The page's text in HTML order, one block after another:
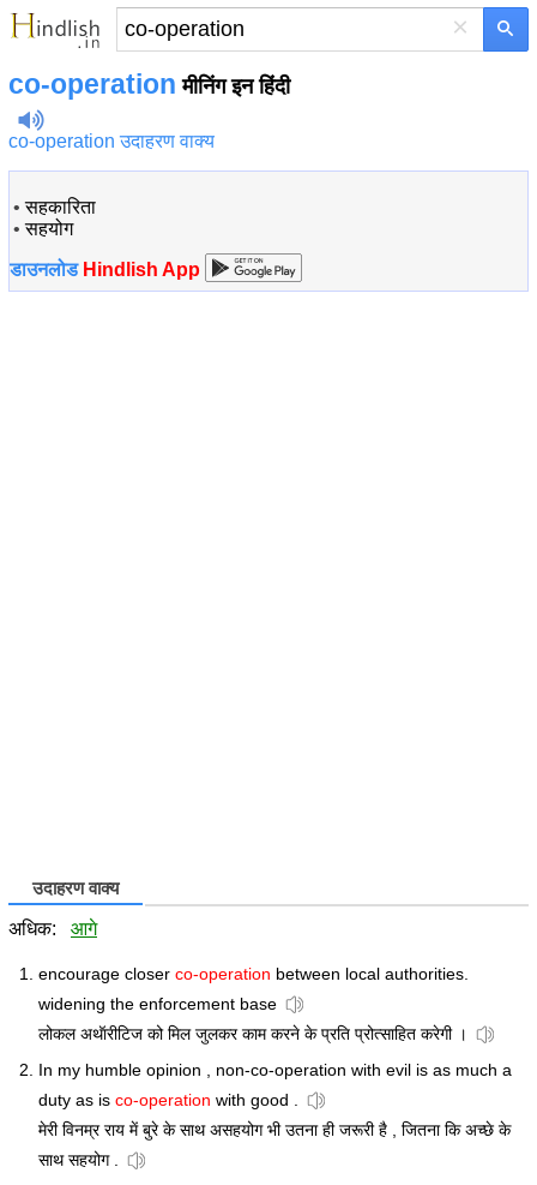
×
co-operation मीनिंग इन हिंदी
co-operation उदाहरण वाक्य
•सहकारिता
•सहयोग
डाउनलोड Hindlish App
उदाहरण वाक्य
अधिक: आगे
encourage closer co-operation between local authorities.
widening the enforcement base
लोकल अथॅारीटिज को मिल जुलकर काम करने के प्रति प्रोत्साहित करेगी ।
In my humble opinion , non-co-operation with evil is as much a
duty as is co-operation with good .
मेरी विनम्र राय में बुरे के साथ असहयोग भी उतना ही जरूरी है , जितना कि अच्छे के
साथ सहयोग .